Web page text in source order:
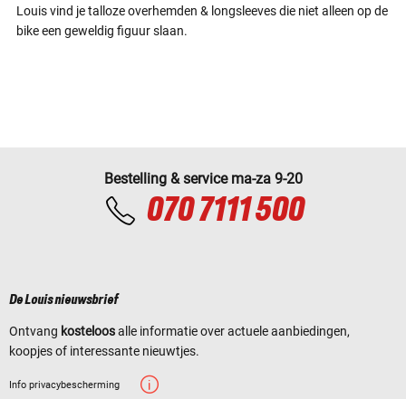
Louis vind je talloze overhemden & longsleeves die niet alleen op de
bike een geweldig figuur slaan.
Bestelling & service ma-za 9-20
070 7111 500
De Louis nieuwsbrief
Ontvang kosteloosalle informatie over actuele aanbiedingen,
koopjes of interessante nieuwtjes.
Info privacybescherming